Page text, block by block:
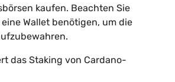
kaufen. Beachten Sie
Wallet benötigen, um die
das Staking von Cardano-